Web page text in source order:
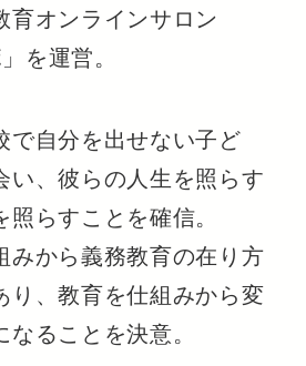
育オンラインサロン
を運営。
で自分を出せない子ど
い、彼らの人生を照らす
らすことを確信。
みから義務教育の在り方
り、教育を仕組みから変
ることを決意。